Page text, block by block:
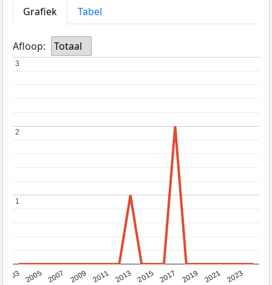
Grafiek
Tabel
Afloop: Totaal
2003 2005 2007 2009 2011 2013 2015 2017 2019 2021 2023
1
1
2
2
3
3